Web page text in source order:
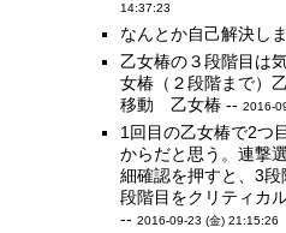
14:37:23
なんとか自己解決し
乙女椿の３段階目は
女椿（２段階まで
移動 乙女椿 --2016-
1回目の乙女椿で2つ
からだと思う。連撃
細確認を押すと、3
段階目をクリティカ
--2016-09-23 (金) 21:15:26